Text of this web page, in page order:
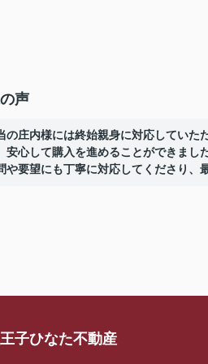
声
の庄内様には終始親身に対応していた
安心して購入を進めることができまし
や要望にも丁寧に対応してくださり、
子ひなた不動産